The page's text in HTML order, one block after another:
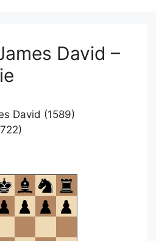
David –
David (1589)